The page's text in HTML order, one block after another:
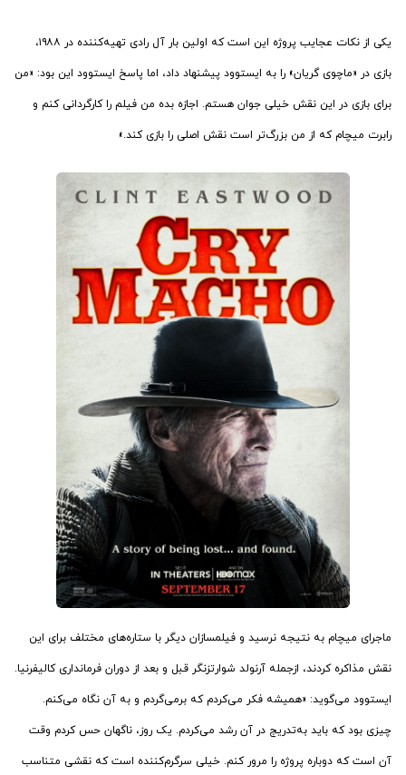
یکی از نکات عجایب پروژه این است که اولین بار آل رادی تهیه‌کننده در ۱۹۸۸،
بازی در «ماچوی گریان» را به ایستوود پیشنهاد داد، اما پاسخ ایستوود این بود: «من
برای بازی در این نقش خیلی جوان هستم. اجازه بده من فیلم را کارگردانی کنم و
رابرت میچام که از من بزرگ‌تر است نقش اصلی را بازی کند.»
ماجرای میچام به نتیجه نرسید و فیلمسازان دیگر با ستاره‌های مختلف برای این
نقش مذاکره کردند، ازجمله آرنولد شوارتزنگر قبل و بعد از دوران فرمانداری کالیفرنیا.
ایستوود می‌گوید: «همیشه فکر می‌کردم که برمی‌گردم و به آن نگاه می‌کنم.
چیزی بود که باید به‌تدریج در آن رشد می‌کردم. یک روز، ناگهان حس کردم وقت
آن است که دوباره پروژه را مرور کنم. خیلی سرگرم‌کننده است که نقشی متناسب